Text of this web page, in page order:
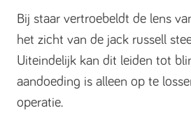
Bij staar vertroebeldt de lens
het zicht van de jack russell
Uiteindelijk kan dit leiden tot
aandoeding is alleen op te
operatie.